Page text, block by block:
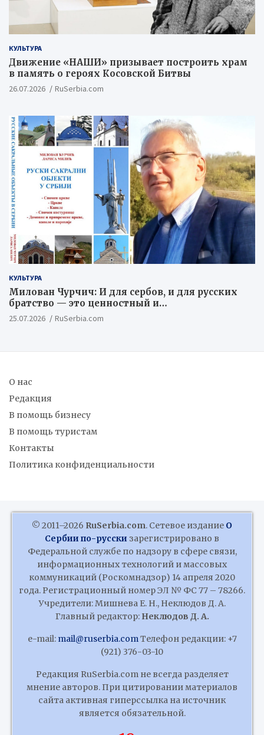
КУЛЬТУРА
Движение «НАШИ» призывает построить храм
в память о героях Косовской Битвы
26.07.2026 RuSerbia.com
КУЛЬТУРА
Милован Чурчич: И для сербов, и для русских
братство — это ценностный и
цивилизационный концепт
25.07.2026 RuSerbia.com
О нас
Редакция
В помощь бизнесу
В помощь туристам
Контакты
Политика конфиденциальности
© 2011–2026 RuSerbia.com. Сетевое издание О
Сербии по-русски зарегистрировано в
Федеральной службе по надзору в сфере связи,
информационных технологий и массовых
коммуникаций (Роскомнадзор) 14 апреля 2020
года. Регистрационный номер ЭЛ № ФС 77 – 78266.
Учредители: Мишнева Е. Н., Неклюдов Д. А.
Главный редактор: Неклюдов Д. А.
e-mail: mail@ruserbia.comТелефон редакции: +7
(921) 376-03-10
Редакция RuSerbia.com не всегда разделяет
мнение авторов. При цитировании материалов
сайта активная гиперссылка на источник
является обязательной.